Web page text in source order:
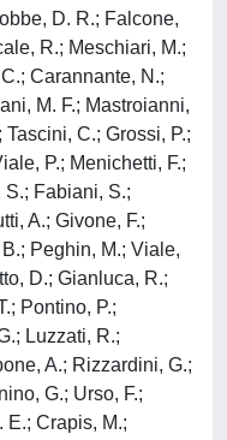
D. R.; Falcone,
R.; Meschiari, M.;
Carannante, N.;
M. F.; Mastroianni,
C.; Grossi, P.;
P.; Menichetti, F.;
Fabiani, S.;
A.; Givone, F.;
Peghin, M.; Viale,
D.; Gianluca, R.;
Pontino, P.;
Luzzati, R.;
A.; Rizzardini, G.;
G.; Urso, F.;
E.; Crapis, M.;